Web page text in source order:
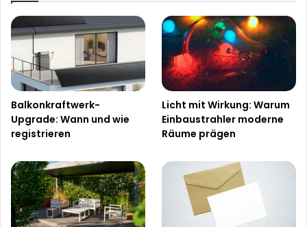
Balkonkraftwerk-
Upgrade: Wann und wie
registrieren
Licht mit Wirkung: Warum
Einbaustrahler moderne
Räume prägen